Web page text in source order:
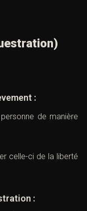
:
de manière
ci de la liberté
: